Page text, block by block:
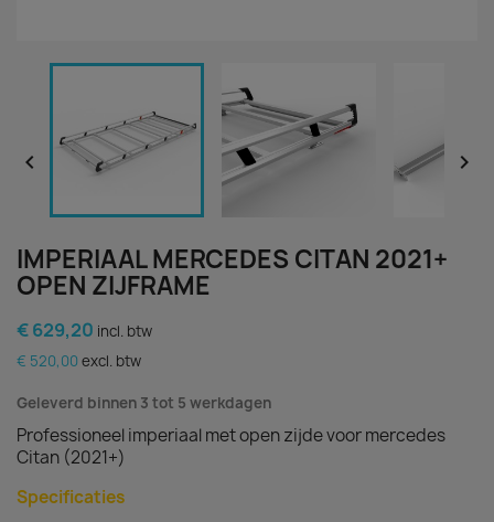
 
IMPERIAAL MERCEDES CITAN 2021+
OPEN ZIJFRAME
€ 629,20 incl. btw
€ 520,00 excl. btw
Geleverd binnen 3 tot 5 werkdagen
Professioneel imperiaal met open zijde voor mercedes
Citan (2021+)
Specificaties